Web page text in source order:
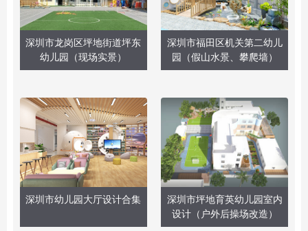
深圳市龙岗区坪地街道坪东
幼儿园（现场实景）
深圳市福田区机关第二幼儿
园（假山水景、攀爬墙）
深圳市幼儿园大厅设计合集
深圳市坪地育英幼儿园室内
设计（户外后操场改造）